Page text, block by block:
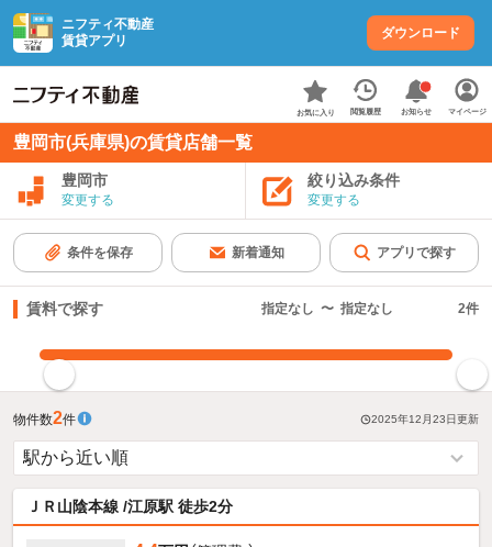
ニフティ不動産
賃貸アプリ
ダウンロード
お気に入り 閲覧履歴 お知らせ マイページ
豊岡市(兵庫県)の賃貸店舗一覧
豊岡市
変更する
絞り込み条件
変更する
条件を保存 新着通知 アプリで探す
賃料で探す 指定なし 〜 指定なし 2件
物件数2件 2025年12月23日更新
ＪＲ山陰本線 /江原駅 徒歩2分